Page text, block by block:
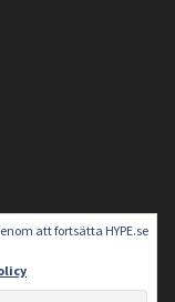
att fortsätta HYPE.se